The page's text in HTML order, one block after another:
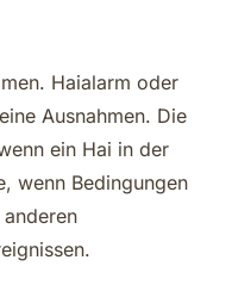
Haialarm oder
Ausnahmen. Die
ein Hai in der
wenn Bedingungen